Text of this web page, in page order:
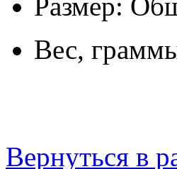
Вес,
Вернуться в